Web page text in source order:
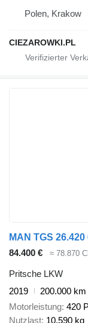
Polen, Krakow
CIEZAROWKI.PL
84.400 € ≈ 78.870
Pritsche LKW
2019
200.000 km
Motorleistung 420
Nutzlast 10.590 kg